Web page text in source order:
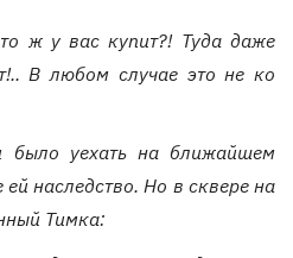
ж у вас купит?! Туда даже
В любом случае это не ко
уехать на ближайшем
наследство. Но в сквере на
Тимка: